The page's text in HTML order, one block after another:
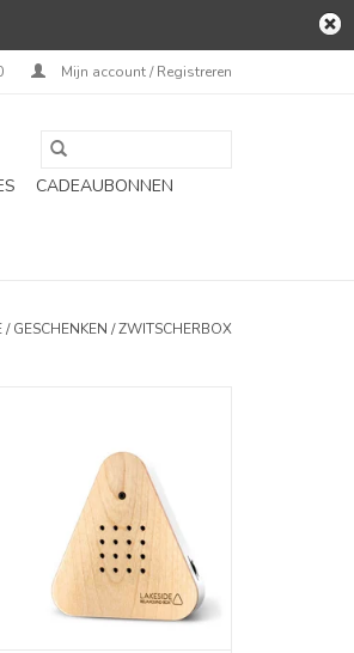
Mijn account / Registreren
CADEAUBONNEN
/GESCHENKEN /ZWITSCHERBOX